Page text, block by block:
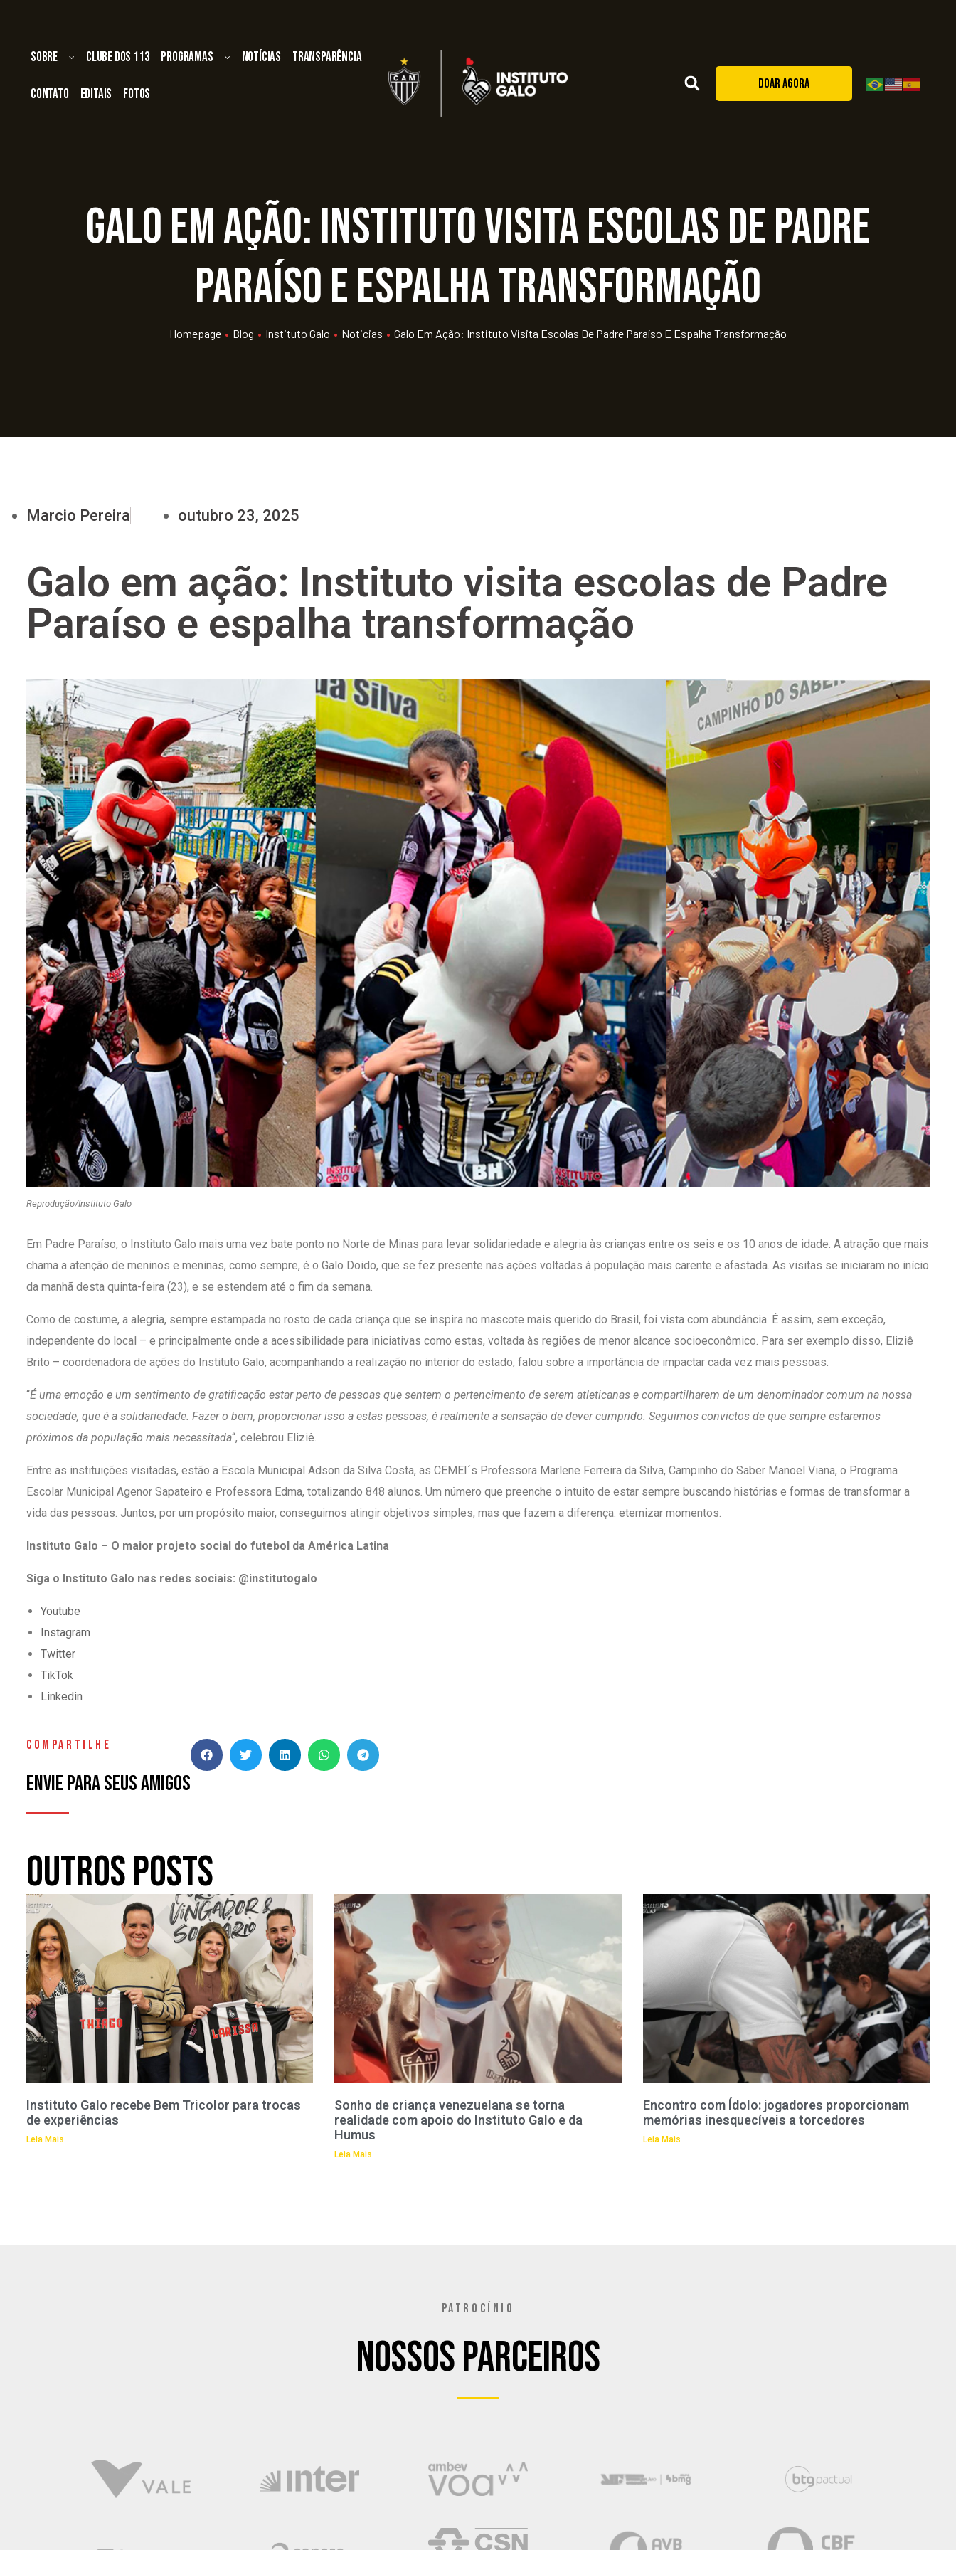
Sobre Clube dos 113 Programas Notícias Transparência
Contato Editais Fotos
DOAR AGORA
Galo em ação: Instituto visita escolas de Padre
Paraíso e espalha transformação
Homepage • Blog • Instituto Galo • Noticias • Galo Em Ação: Instituto Visita Escolas De Padre Paraíso E Espalha Transformação
Marcio Pereira outubro 23, 2025
Galo em ação: Instituto visita escolas de Padre
Paraíso e espalha transformação
Reprodução/Instituto Galo
Em Padre Paraíso, o Instituto Galo mais uma vez bate ponto no Norte de Minas para levar solidariedade e alegria às crianças entre os seis e os 10 anos de idade. A atração que mais
chama a atenção de meninos e meninas, como sempre, é o Galo Doido, que se fez presente nas ações voltadas à população mais carente e afastada. As visitas se iniciaram no início
da manhã desta quinta-feira (23), e se estendem até o fim da semana.
Como de costume, a alegria, sempre estampada no rosto de cada criança que se inspira no mascote mais querido do Brasil, foi vista com abundância. É assim, sem exceção,
independente do local – e principalmente onde a acessibilidade para iniciativas como estas, voltada às regiões de menor alcance socioeconômico. Para ser exemplo disso, Eliziê
Brito – coordenadora de ações do Instituto Galo, acompanhando a realização no interior do estado, falou sobre a importância de impactar cada vez mais pessoas.
“É uma emoção e um sentimento de gratificação estar perto de pessoas que sentem o pertencimento de serem atleticanas e compartilharem de um denominador comum na nossa
sociedade, que é a solidariedade. Fazer o bem, proporcionar isso a estas pessoas, é realmente a sensação de dever cumprido. Seguimos convictos de que sempre estaremos
próximos da população mais necessitada“, celebrou Eliziê.
Entre as instituições visitadas, estão a Escola Municipal Adson da Silva Costa, as CEMEI´s Professora Marlene Ferreira da Silva, Campinho do Saber Manoel Viana, o Programa
Escolar Municipal Agenor Sapateiro e Professora Edma, totalizando 848 alunos. Um número que preenche o intuito de estar sempre buscando histórias e formas de transformar a
vida das pessoas. Juntos, por um propósito maior, conseguimos atingir objetivos simples, mas que fazem a diferença: eternizar momentos.
Instituto Galo – O maior projeto social do futebol da América Latina
Siga o Instituto Galo nas redes sociais: @institutogalo
Youtube
Instagram
Twitter
TikTok
Linkedin
COMPARTILHE
Envie para seus amigos
Outros Posts
Instituto Galo recebe Bem Tricolor para trocas
de experiências
Leia Mais
Sonho de criança venezuelana se torna
realidade com apoio do Instituto Galo e da
Humus
Leia Mais
Encontro com Ídolo: jogadores proporcionam
memórias inesquecíveis a torcedores
Leia Mais
PATROCÍNIO
Nossos Parceiros